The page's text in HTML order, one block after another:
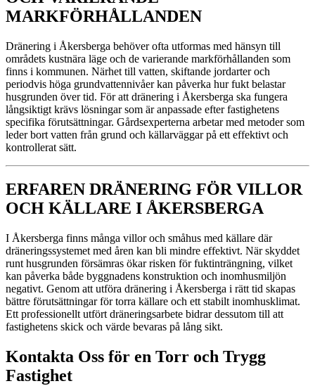
MARKFÖRHÅLLANDEN
Dränering i Åkersberga behöver ofta utformas med hänsyn till
områdets kustnära läge och de varierande markförhållanden som
finns i kommunen. Närhet till vatten, skiftande jordarter och
periodvis höga grundvattennivåer kan påverka hur fukt belastar
husgrunden över tid. För att dränering i Åkersberga ska fungera
långsiktigt krävs lösningar som är anpassade efter fastighetens
specifika förutsättningar. Gårdsexperterna arbetar med metoder som
leder bort vatten från grund och källarväggar på ett effektivt och
kontrollerat sätt.
ERFAREN DRÄNERING FÖR VILLOR
OCH KÄLLARE I ÅKERSBERGA
I Åkersberga finns många villor och småhus med källare där
dräneringssystemet med åren kan bli mindre effektivt. När skyddet
runt husgrunden försämras ökar risken för fuktinträngning, vilket
kan påverka både byggnadens konstruktion och inomhusmiljön
negativt. Genom att utföra dränering i Åkersberga i rätt tid skapas
bättre förutsättningar för torra källare och ett stabilt inomhusklimat.
Ett professionellt utfört dräneringsarbete bidrar dessutom till att
fastighetens skick och värde bevaras på lång sikt.
Kontakta Oss för en Torr och Trygg
Fastighet